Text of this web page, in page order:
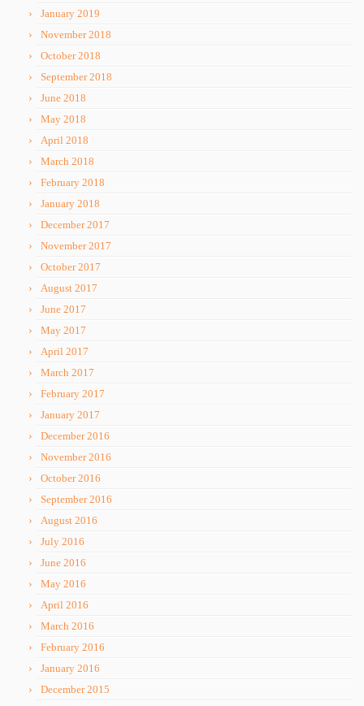
January 2019
November 2018
October 2018
September 2018
June 2018
May 2018
April 2018
March 2018
February 2018
January 2018
December 2017
November 2017
October 2017
August 2017
June 2017
May 2017
April 2017
March 2017
February 2017
January 2017
December 2016
November 2016
October 2016
September 2016
August 2016
July 2016
June 2016
May 2016
April 2016
March 2016
February 2016
January 2016
December 2015